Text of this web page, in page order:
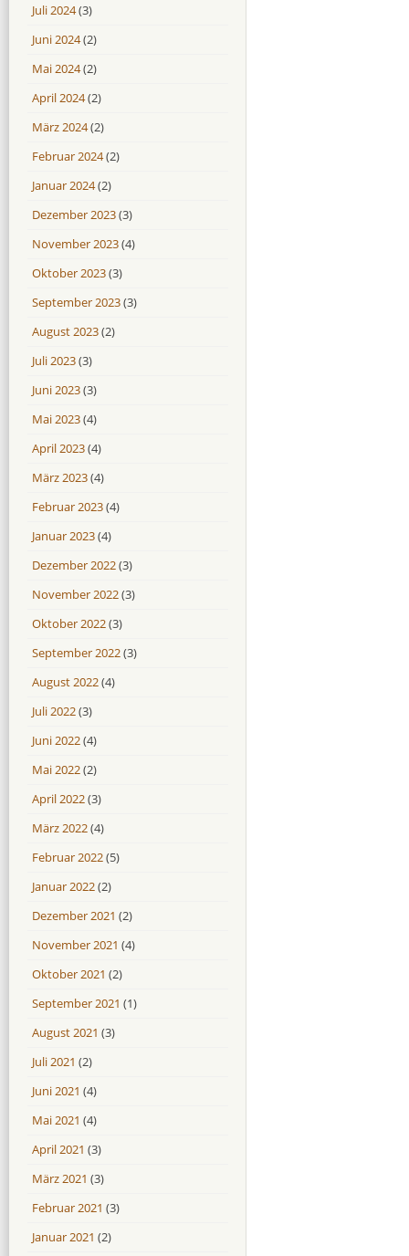
Juli 2024(3)
Juni 2024(2)
Mai 2024(2)
April 2024(2)
März 2024(2)
Februar 2024(2)
Januar 2024(2)
Dezember 2023(3)
November 2023(4)
Oktober 2023(3)
September 2023(3)
August 2023(2)
Juli 2023(3)
Juni 2023(3)
Mai 2023(4)
April 2023(4)
März 2023(4)
Februar 2023(4)
Januar 2023(4)
Dezember 2022(3)
November 2022(3)
Oktober 2022(3)
September 2022(3)
August 2022(4)
Juli 2022(3)
Juni 2022(4)
Mai 2022(2)
April 2022(3)
März 2022(4)
Februar 2022(5)
Januar 2022(2)
Dezember 2021 (2)
November 2021 (4)
Oktober 2021 (2)
September 2021 (1)
August 2021 (3)
Juli 2021 (2)
Juni 2021 (4)
Mai 2021 (4)
April 2021 (3)
März 2021 (3)
Februar 2021 (3)
Januar 2021 (2)